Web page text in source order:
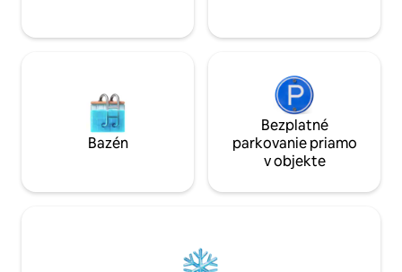
Bazén
Bezplatné
parkovanie priamo
v objekte